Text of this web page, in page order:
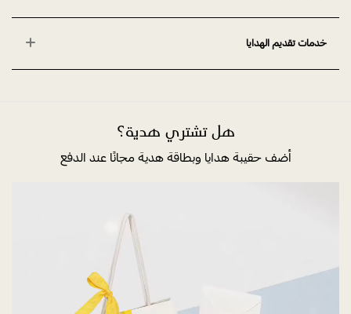
خدمات تقديم الهدايا
هل تشتري هدية؟
أضف حقيبة هدايا وبطاقة هدية مجانًا عند الدفع